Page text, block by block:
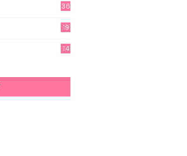
36
19
14